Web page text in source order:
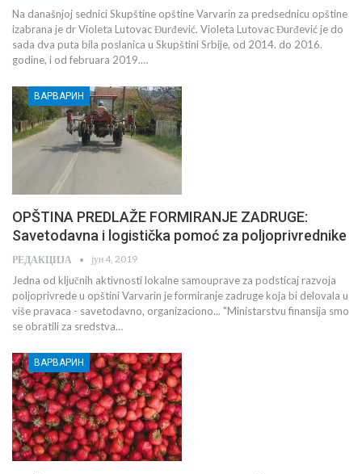
Na današnjoj sednici Skupštine opštine Varvarin za predsednicu opštine
izabrana je dr Violeta Lutovac Đurđević. Violeta Lutovac Đurđević je do
sada dva puta bila poslanica u Skupštini Srbije, od 2014. do 2016.
godine, i od februara 2019.…
ВАРВАРИН
OPŠTINA PREDLAŽE FORMIRANJE ZADRUGE:
Savetodavna i logistička pomoć za poljoprivrednike
РЕДАКЦИЈА јун 4, 2019
Jedna od ključnih aktivnosti lokalne samouprave za podsticaj razvoja
poljoprivrede u opštini Varvarin je formiranje zadruge koja bi delovala u
više pravaca - savetodavno, organizaciono... "Ministarstvu finansija smo
se obratili za sredstva…
ВАРВАРИН